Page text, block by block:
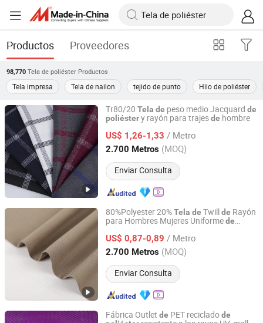
Productos Proveedores
98,770 Tela de poliéster Productos
Tela impresa Tela de nailon tejido de punto Hilo de poliéster
Tr80/20 Tela de peso medio Jacquard de
poliéstery rayón para trajesde hombre
US$ 1,26-1,33 / Metro
2.700 Metros (MOQ)
Enviar Consulta
Hebei Xingye Import and Export Trade Co., Ltd.
Hebei, China Desde 2025
80%Polyester 20%Tela de Twillde Rayón
para Hombres Mujeres Uniformede
US$ 0,87-0,89 / Metro
2.700 Metros (MOQ)
Enviar Consulta
Hebei Xingye Import and Export Trade Co., Ltd.
Hebei, China Desde 2025
Fábrica Outlet de PET recicladode